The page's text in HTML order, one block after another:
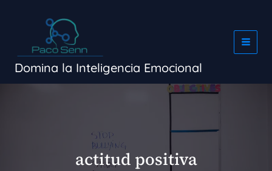
Domina la Inteligencia Emocional
actitud positiva